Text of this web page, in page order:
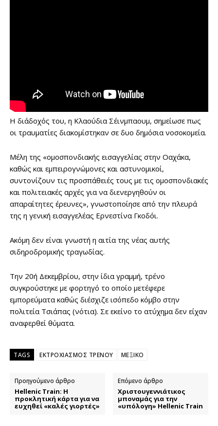
Η διάδοχός του, η Κλαούδια Σέινμπαουμ, σημείωσε πως
οι τραυματίες διακομίστηκαν σε δυο δημόσια νοσοκομεία.
Μέλη της «ομοσπονδιακής εισαγγελίας στην Οαχάκα,
καθώς και εμπειρογνώμονες και αστυνομικοί,
συντονίζουν τις προσπάθειές τους με τις ομοσπονδιακές
και πολιτειακές αρχές για να διενεργηθούν οι
απαραίτητες έρευνες», γνωστοποίησε από την πλευρά
της η γενική εισαγγελέας Ερνεστίνα Γκοδόι.
Ακόμη δεν είναι γνωστή η αιτία της νέας αυτής
σιδηροδρομικής τραγωδίας.
Την 20ή Δεκεμβρίου, στην ίδια γραμμή, τρένο
συγκρούστηκε με φορτηγό το οποίο μετέφερε
εμπορεύματα καθώς διέσχιζε ισόπεδο κόμβο στην
πολιτεία Τσιάπας (νότια). Σε εκείνο το ατύχημα δεν είχαν
αναφερθεί θύματα.
TAGS ΕΚΤΡΟΧΙΑΣΜΟΣ ΤΡΕΝΟΥ ΜΕΞΙΚΟ
Προηγούμενο άρθρο
Hellenic Train: Η
προκλητική κάρτα για να
ευχηθεί «καλές γιορτές»
Επόμενο άρθρο
Χριστουγεννιάτικος
μποναμάς για την
«υπόλογη» Hellenic Train